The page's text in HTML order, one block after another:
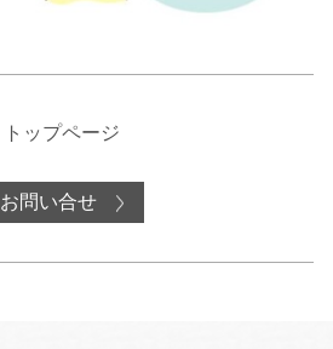
トップページ
お問い合せ